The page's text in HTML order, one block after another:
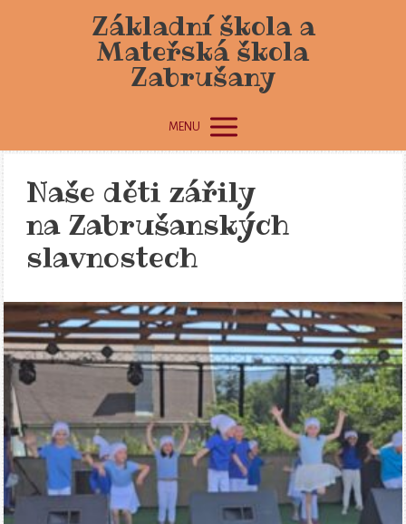
Základní škola a
Mateřská škola
Zabrušany
MENU
Naše děti zářily
na Zabrušanských
slavnostech